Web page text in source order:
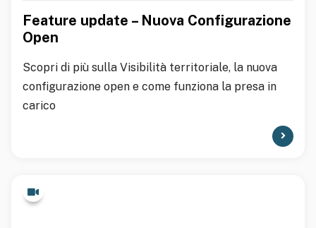
Feature update – Nuova Configurazione
Open
Scopri di più sulla Visibilità territoriale, la nuova
configurazione open e come funziona la presa in
carico